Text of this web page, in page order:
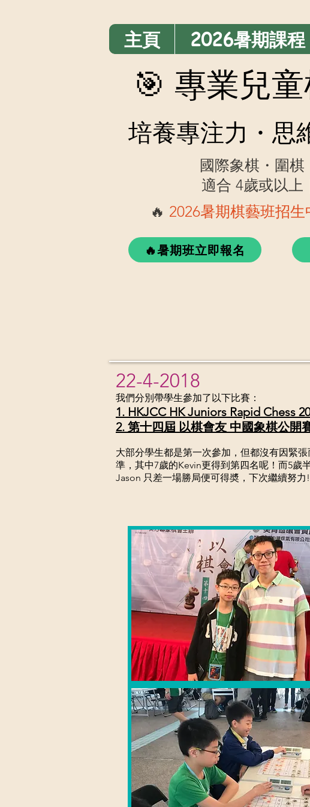
主頁 2026暑期課程
🎯 專業兒
培養專注力・思
國際象棋・圍棋
適合 4歲或以上
🔥 2026暑期棋藝班招生
🔥暑期班立即報名
22-4-2018
我們分別帶學生參加了以下比賽：
1. HKJCC HK Juniors Rapid Chess
2. 第十四屆 以棋會友 中國象棋公開
大部分學生都是第一次參加，但都沒有因緊張
準，其中7歲的Kevin更得到第四名呢！而5歲
Jason 只差一場勝局便可得奬，下次繼續努力!